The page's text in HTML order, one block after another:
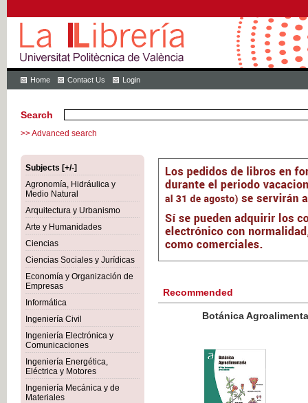
Home Contact Us Login
Search
>> Advanced search
Subjects [+/-]
Agronomía, Hidráulica y
Medio Natural
Arquitectura y Urbanismo
Arte y Humanidades
Ciencias
Ciencias Sociales y Jurídicas
Economía y Organización de
Empresas
Informática
Ingeniería Civil
Ingeniería Electrónica y
Comunicaciones
Ingeniería Energética,
Eléctrica y Motores
Ingeniería Mecánica y de
Materiales
Recommended
Botánica Agroalimentaria